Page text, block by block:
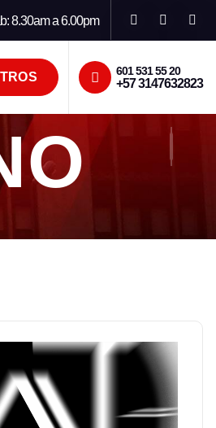
8.30am a 6.00pm
601 531 55 20
+57 3147632823